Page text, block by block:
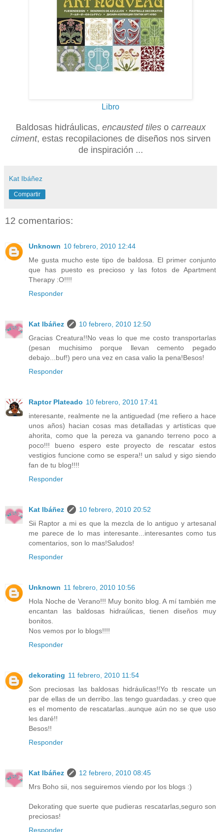
Libro
Baldosas hidráulicas, encausted tileso carreaux
ciment, estas recopilaciones de diseños nos sirven
de inspiración ...
Kat Ibáñez
Compartir
12 comentarios:
Unknown 10 febrero, 2010 12:44
Me gusta mucho este tipo de baldosa. El primer conjunto
que has puesto es precioso y las fotos de Apartment
Therapy :O!!!!
Responder
Kat Ibáñez
10 febrero, 2010 12:50
Gracias Creatura!!No veas lo que me costo transportarlas
(pesan muchisimo porque llevan cemento pegado
debajo...buf!) pero una vez en casa valio la pena!Besos!
Responder
Raptor Plateado 10 febrero, 2010 17:41
interesante, realmente ne la antiguedad (me refiero a hace
unos años) hacian cosas mas detalladas y artisticas que
ahorita, como que la pereza va ganando terreno poco a
poco!!! bueno espero este proyecto de rescatar estos
vestigios funcione como se espera!! un salud y sigo siendo
fan de tu blog!!!!
Responder
Kat Ibáñez
10 febrero, 2010 20:52
Sii Raptor a mi es que la mezcla de lo antiguo y artesanal
me parece de lo mas interesante...interesantes como tus
comentarios, son lo mas!Saludos!
Responder
Unknown 11 febrero, 2010 10:56
Hola Noche de Verano!!! Muy bonito blog. A mí también me
encantan las baldosas hidraúlicas, tienen diseños muy
bonitos.
Nos vemos por lo blogs!!!!
Responder
dekorating 11 febrero, 2010 11:54
Son preciosas las baldosas hidráulicas!!Yo tb rescate un
par de ellas de un derribo..las tengo guardadas..y creo que
es el momento de rescatarlas..aunque aún no se que uso
les daré!!
Besos!!
Responder
Kat Ibáñez
12 febrero, 2010 08:45
Mrs Boho sii, nos seguiremos viendo por los blogs :)
Dekorating que suerte que pudieras rescatarlas,seguro son
preciosas!
Responder